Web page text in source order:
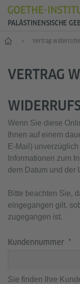
PALÄSTINENSISCHE
Start Vertrag
VERTRAG
Wenn Sie diese
Ihnen auf einem
E‑Mail)
Informationen zum
dem Datum und der
Bitte beachten Sie,
eingegangen gilt,
zugegangen ist.
Kundennummer
Sie finden Ihre